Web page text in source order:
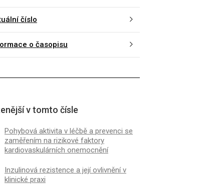
číslo
o časopisu
v tomto čísle
Pohybová aktivita v léčbě a prevenci se
zaměřením na rizikové faktory
kardiovaskulárních onemocnění
Inzulinová rezistence a její ovlivnění v
klinické praxi